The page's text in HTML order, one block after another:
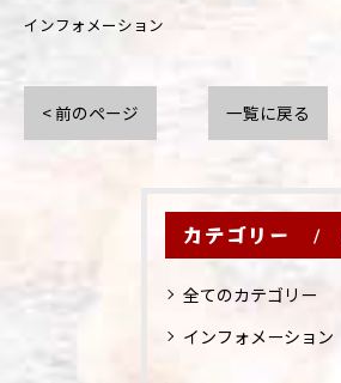
インフォメーション
< 前のページ 一覧に戻る
カテゴリー
全てのカテゴリー
インフォメーション